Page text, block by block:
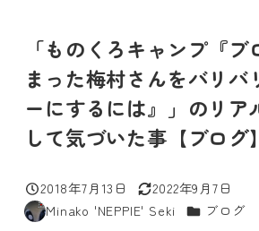
「ものくろキャンプ『
まった梅村さんをバリバ
ーにするには』」のリア
して気づいた事【ブログ】
投稿日
2018年7月13日
更新日
2022年9月7日
著
Minako 'NEPPIE' Seki カテゴリー
ブログ